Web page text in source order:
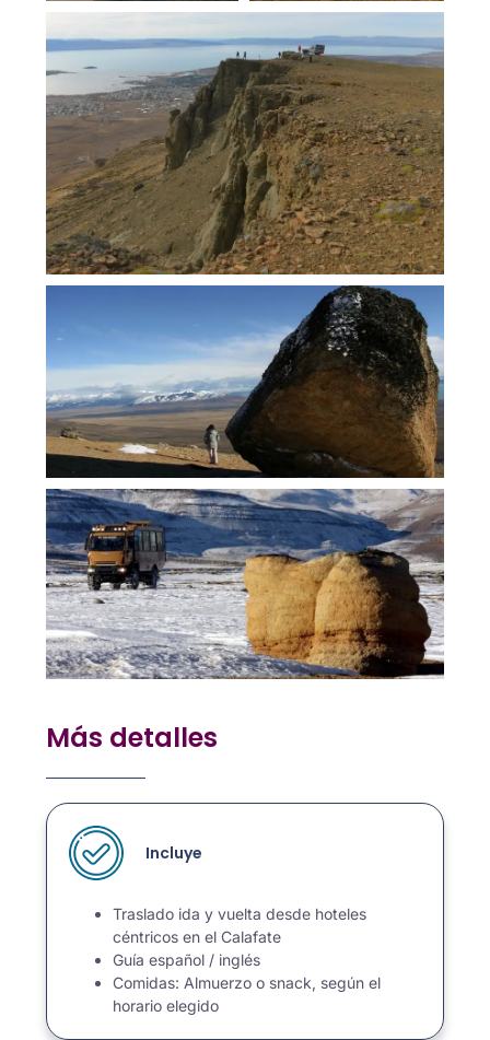
Más detalles
Incluye
Traslado ida y vuelta desde hoteles
céntricos en el Calafate
Guía español / inglés
Comidas: Almuerzo o snack, según el
horario elegido